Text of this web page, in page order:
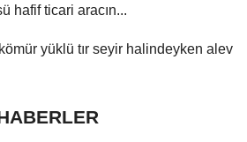
hafif ticari aracın...
yüklü tır seyir halindeyken alev